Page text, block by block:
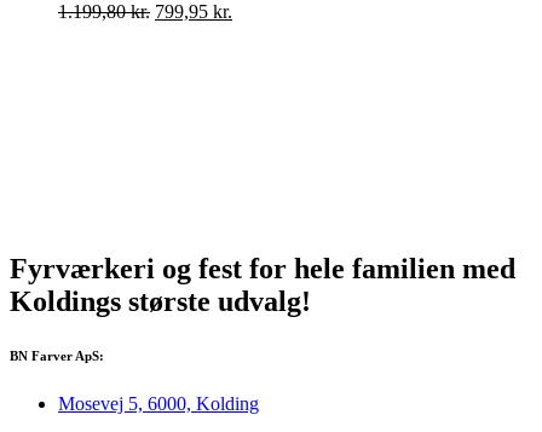
1.199,80kr. 799,95 kr.
Fyrværkeri og fest for hele familien med
Koldings største udvalg!
BN Farver ApS:
Mosevej 5, 6000, Kolding